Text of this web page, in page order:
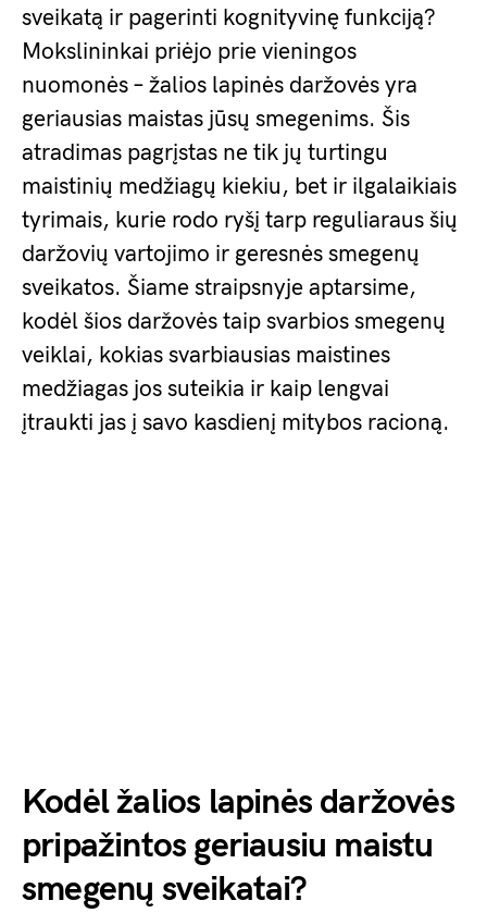
sveikatą ir pagerinti kognityvinę funkciją?
Mokslininkai priėjo prie vieningos
nuomonės – žalios lapinės daržovės yra
geriausias maistas jūsų smegenims. Šis
atradimas pagrįstas ne tik jų turtingu
maistinių medžiagų kiekiu, bet ir ilgalaikiais
tyrimais, kurie rodo ryšį tarp reguliaraus šių
daržovių vartojimo ir geresnės smegenų
sveikatos. Šiame straipsnyje aptarsime,
kodėl šios daržovės taip svarbios smegenų
veiklai, kokias svarbiausias maistines
medžiagas jos suteikia ir kaip lengvai
įtraukti jas į savo kasdienį mitybos racioną.
Kodėl žalios lapinės daržovės
pripažintos geriausiu maistu
smegenų sveikatai?